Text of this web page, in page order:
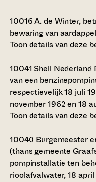
10016 A. de Winter,
bewaring van
Toon details van deze
10041 Shell Nederland
van een
respectievelijk 18 juli
november 1962 en 18
Toon details van deze
10040 Burgemeester
(thans gemeente
pompinstallatie ten
rioolafvalwater, 18 april